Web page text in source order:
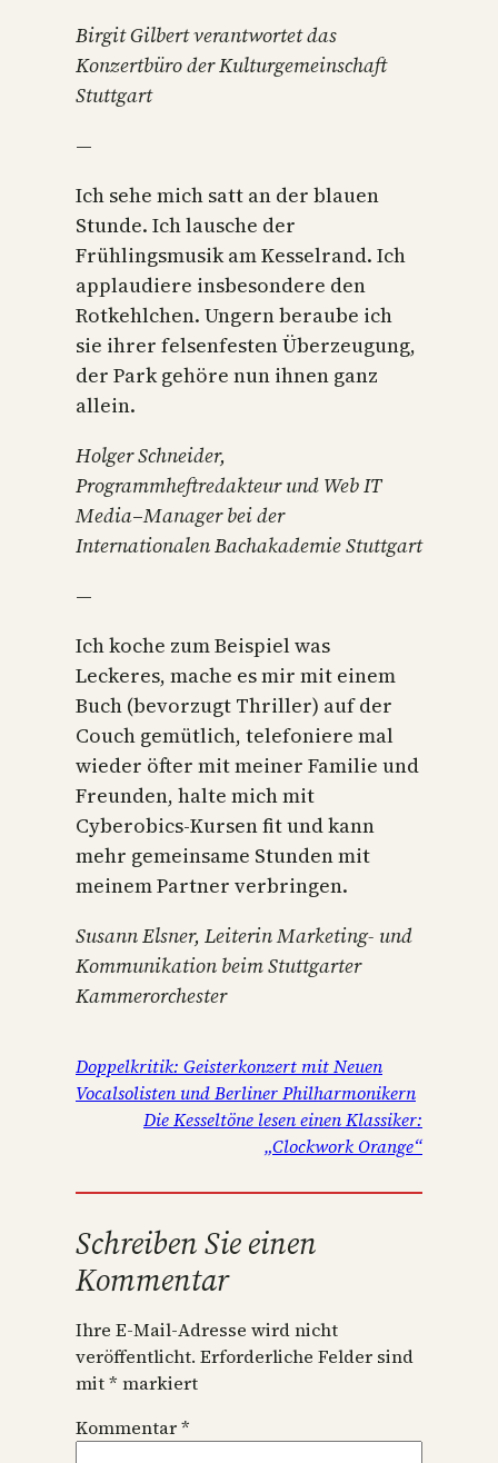
Birgit Gilbert verantwortet das
Konzertbüro der Kulturgemeinschaft
Stuttgart
—
Ich sehe mich satt an der blauen
Stunde. Ich lausche der
Frühlingsmusik am Kesselrand. Ich
applaudiere insbesondere den
Rotkehlchen. Ungern beraube ich
sie ihrer felsenfesten Überzeugung,
der Park gehöre nun ihnen ganz
allein.
Holger Schneider,
Programmheftredakteur und Web IT
Media–Manager bei der
Internationalen BachakademieStuttgart
—
Ich koche zum Beispiel was
Leckeres, mache es mir mit einem
Buch (bevorzugt Thriller) auf der
Couch gemütlich, telefoniere mal
wieder öfter mit meiner Familie und
Freunden, halte mich mit
Cyberobics-Kursen fit und kann
mehr gemeinsame Stunden mit
meinem Partner verbringen.
Susann Elsner, Leiterin Marketing- und
Kommunikation beim Stuttgarter
Kammerorchester
Doppelkritik: Geisterkonzert mit Neuen
Vocalsolisten und Berliner Philharmonikern
Die Kesseltöne lesen einen Klassiker:
„Clockwork Orange“
Schreiben Sie einen
Kommentar
Ihre E-Mail-Adresse wird nicht
veröffentlicht. Erforderliche Felder sind
mit* markiert
Kommentar*